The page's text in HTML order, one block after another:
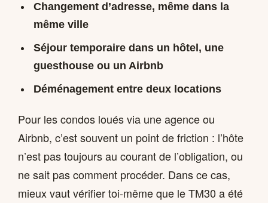
Changement d’adresse, même dans la
même ville
Séjour temporaire dans un hôtel, une
guesthouse ou un Airbnb
Déménagement entre deux locations
Pour les condos loués via une agence ou
Airbnb, c’est souvent un point de friction : l’hôte
n’est pas toujours au courant de l’obligation, ou
ne sait pas comment procéder. Dans ce cas,
mieux vaut vérifier toi-même que le TM30 a été